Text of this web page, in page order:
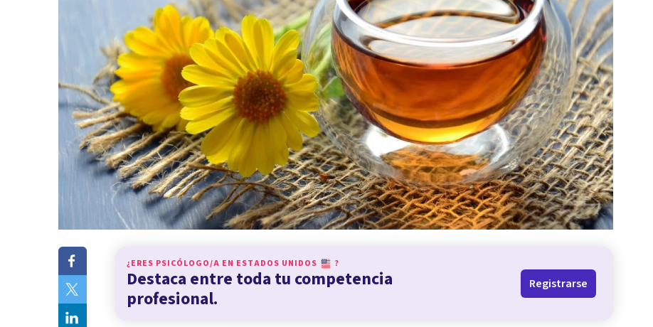
¿ERES PSICÓLOGO/A EN ESTADOS UNIDOS ?
Destaca entre toda tu competencia
profesional.
Registrarse